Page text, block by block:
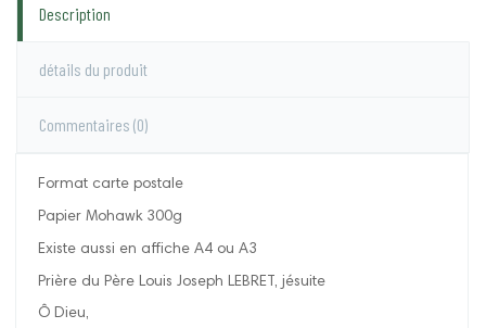
Description
détails du produit
Commentaires (0)
Format carte postale
Papier Mohawk 300g
Existe aussi en affiche A4 ou A3
Prière du Père Louis Joseph LEBRET, jésuite
Ô Dieu,